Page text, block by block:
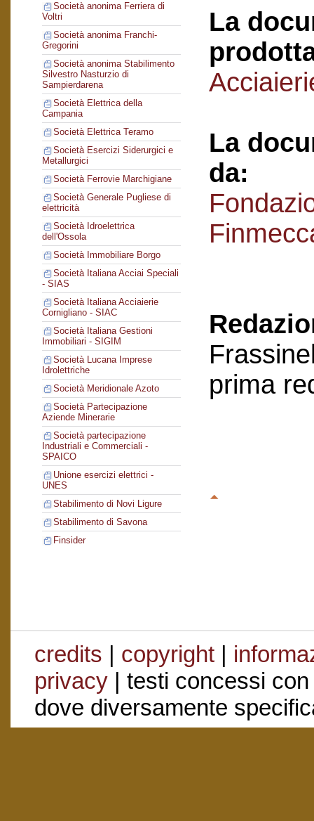
Società anonima Ferriera di
Voltri
Società anonima Franchi-
Gregorini
Società anonima Stabilimento
Silvestro Nasturzio di
Sampierdarena
Società Elettrica della
Campania
Società Elettrica Teramo
Società Esercizi Siderurgici e
Metallurgici
Società Ferrovie Marchigiane
Società Generale Pugliese di
elettricità
Società Idroelettrica
dell'Ossola
Società Immobiliare Borgo
Società Italiana Acciai Speciali
- SIAS
Società Italiana Acciaierie
Cornigliano - SIAC
Società Italiana Gestioni
Immobiliari - SIGIM
Società Lucana Imprese
Idrolettriche
Società Meridionale Azoto
Società Partecipazione
Aziende Minerarie
Società partecipazione
Industriali e Commerciali -
SPAICO
Unione esercizi elettrici -
UNES
Stabilimento di Novi Ligure
Stabilimento di Savona
Finsider
La
La
da:
prima
credits | copyright|
privacy| testi concessi
dove diversamente